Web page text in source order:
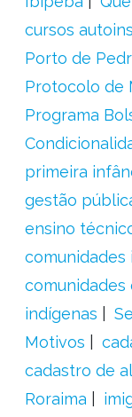
cursos
Porto de
Protocolo de
Programa
primeira
gestão
ensino
comunidades
comunidades
indígenas
Motivos
cadastro de
Roraima